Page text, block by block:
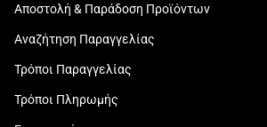
Αποστολή & Παράδοση Προϊόντων
Αναζήτηση Παραγγελίας
Τρόποι Παραγγελίας
Τρόποι Πληρωμής